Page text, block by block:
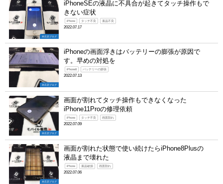
本庄店ブログ
iPhoneSEの液晶に不具合が起きてタッチ操作もで
きない症状
iPhone タッチ不良 液晶不良
2022.07.17
本庄店ブログ
iPhoneの画面浮きはバッテリーの膨張が原因で
す。早めの対処を
iPhone8 バッテリーの膨張
2022.07.13
本庄店ブログ
画面が割れてタッチ操作もできなくなった
iPhone11Proの修理依頼
iPhone タッチ不良 画面割れ
2022.07.09
本庄店ブログ
画面が割れた状態で使い続けたらiPhone8Plusの
液晶まで壊れた
iPhone 液晶破損 画面割れ
2022.07.06